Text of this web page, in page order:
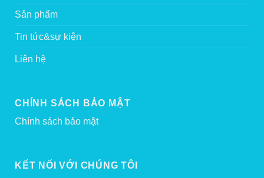
Sản phẩm
Tin tức&sự kiện
Liên hệ
CHÍNH SÁCH BẢO MẬT
Chính sách bảo mật
KẾT NỐI VỚI CHÚNG TÔI